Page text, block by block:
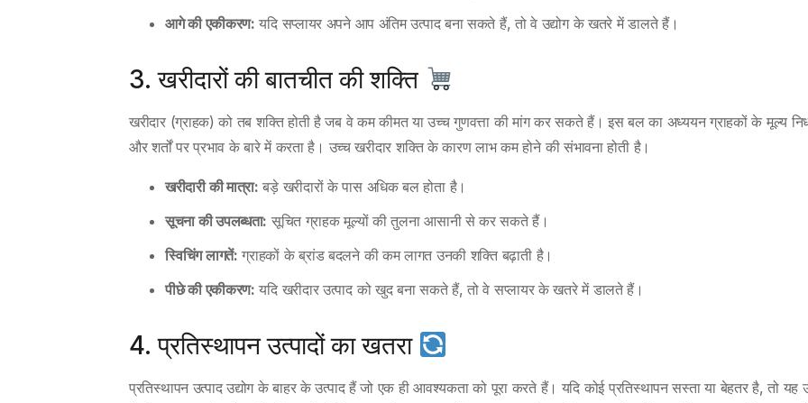
आगे की एकीकरण: यदि सप्लायर अपने आप अंतिम उत्पाद बना सकते हैं, तो वे उद्योग के खतरे में डालते हैं।
3. खरीदारों की बातचीत की शक्ति
खरीदार (ग्राहक) को तब शक्ति होती है जब वे कम कीमत या उच्च गुणवत्ता की मांग कर सकते हैं। इस बल का अध्ययन ग्राहकों के मूल्य
और शर्तों पर प्रभाव के बारे में करता है। उच्च खरीदार शक्ति के कारण लाभ कम होने की संभावना होती है।
खरीदारी की मात्रा: बड़े खरीदारों के पास अधिक बल होता है।
सूचना की उपलब्धता: सूचित ग्राहक मूल्यों की तुलना आसानी से कर सकते हैं।
स्विचिंग लागतें: ग्राहकों के ब्रांड बदलने की कम लागत उनकी शक्ति बढ़ाती है।
पीछे की एकीकरण: यदि खरीदार उत्पाद को खुद बना सकते हैं, तो वे सप्लायर के खतरे में डालते हैं।
4. प्रतिस्थापन उत्पादों का खतरा
प्रतिस्थापन उत्पाद उद्योग के बाहर के उत्पाद हैं जो एक ही आवश्यकता को पूरा करते हैं। यदि कोई प्रतिस्थापन सस्ता या बेहतर है, तो यह